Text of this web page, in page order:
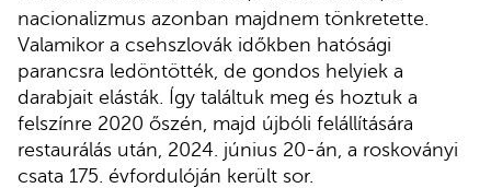
nacionalizmus azonban majdnem tönkretette.
Valamikor a csehszlovák időkben hatósági
parancsra ledöntötték, de gondos helyiek a
darabjait elásták. Így találtuk meg és hoztuk a
felszínre 2020 őszén, majd újbóli felállítására
restaurálás után, 2024. június 20-án, a roskoványi
csata 175. évfordulóján került sor.